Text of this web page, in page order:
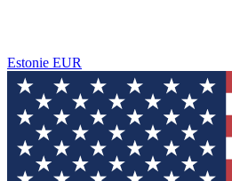
Estonie EUR